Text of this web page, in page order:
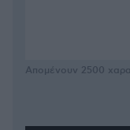
Απομένουν 2500